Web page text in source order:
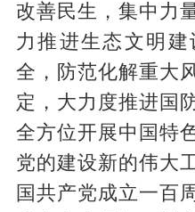
改善民生，集中力
力推进生态文明
全，防范化解重大
定，大力度推进国
全方位开展中国特
党的建设新的伟大
国共产党成立一百